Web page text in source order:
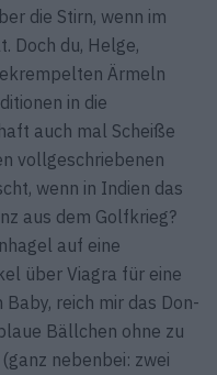
die Stirn, wenn im
Doch du, Helge,
Ärmeln
in die
auch mal Scheiße
vollgeschriebenen
wenn in Indien das
aus dem Golfkrieg?
auf eine
über Viagra für eine
reich mir das Don-
Bällchen ohne zu
nebenbei: zwei